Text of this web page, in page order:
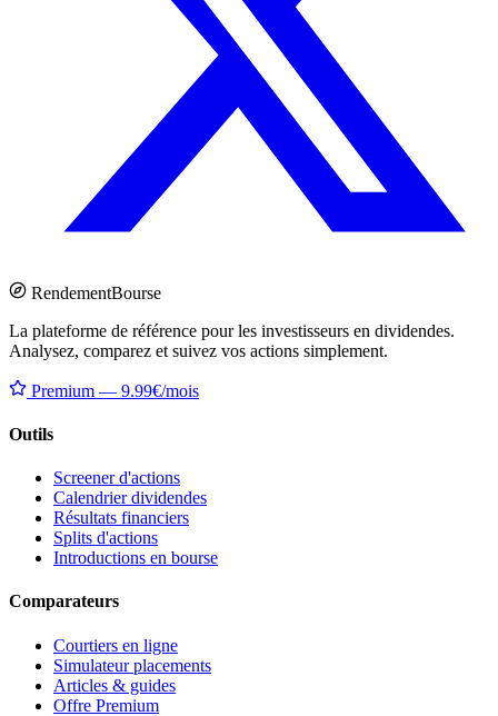
RendementBourse
La plateforme de référence pour les investisseurs en dividendes.
Analysez, comparez et suivez vos actions simplement.
Premium — 9.99€/mois
Outils
Screener d'actions
Calendrier dividendes
Résultats financiers
Splits d'actions
Introductions en bourse
Comparateurs
Courtiers en ligne
Simulateur placements
Articles & guides
Offre Premium